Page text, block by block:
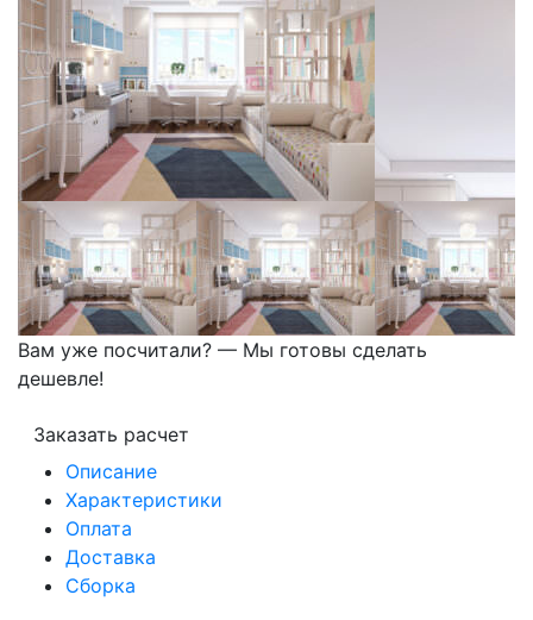
Вам уже посчитали? — Мы готовы сделать
дешевле!
Заказать расчет
Описание
Характеристики
Оплата
Доставка
Сборка